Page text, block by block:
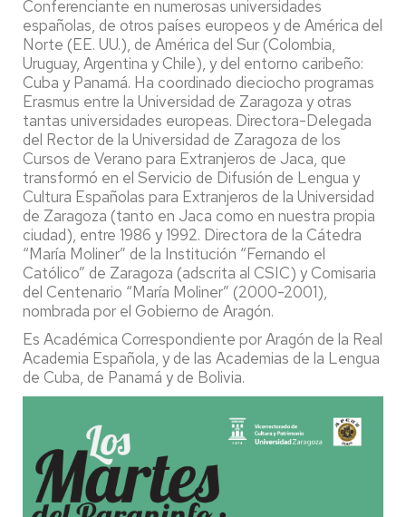
Conferenciante en numerosas universidades
españolas, de otros países europeos y de América del
Norte (EE. UU.), de América del Sur (Colombia,
Uruguay, Argentina y Chile), y del entorno caribeño:
Cuba y Panamá. Ha coordinado dieciocho programas
Erasmus entre la Universidad de Zaragoza y otras
tantas universidades europeas. Directora-Delegada
del Rector de la Universidad de Zaragoza de los
Cursos de Verano para Extranjeros de Jaca, que
transformó en el Servicio de Difusión de Lengua y
Cultura Españolas para Extranjeros de la Universidad
de Zaragoza (tanto en Jaca como en nuestra propia
ciudad), entre 1986 y 1992. Directora de la Cátedra
“María Moliner” de la Institución “Fernando el
Católico” de Zaragoza (adscrita al CSIC) y Comisaria
del Centenario “María Moliner” (2000-2001),
nombrada por el Gobierno de Aragón.
Es Académica Correspondiente por Aragón de la Real
Academia Española, y de las Academias de la Lengua
de Cuba, de Panamá y de Bolivia.